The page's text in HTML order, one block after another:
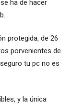
ha de hacer
protegida, de 26
porvenientes de
tu pc no es
y la única